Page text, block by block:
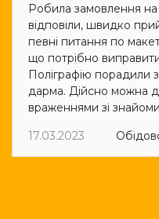
Робила замовлення
відповіли, швидко
певні питання по
що потрібно
Поліграфію порадили
дарма. Дійсно можна
враженнями зі
17.03.2023